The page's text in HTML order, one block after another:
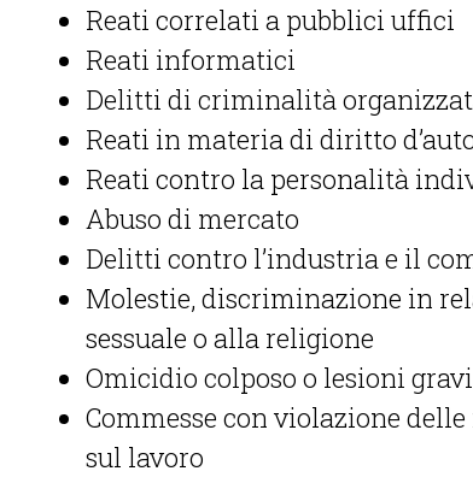
Reati correlati a pubblici uffici
Reati informatici
Delitti di criminalità
Reati in materia di diritto
Reati contro la personalità
Abuso di mercato
Delitti contro l’industria e il
Molestie, discriminazione in
sessuale o alla religione
Omicidio colposo o lesioni gravi
Commesse con violazione
sul lavoro